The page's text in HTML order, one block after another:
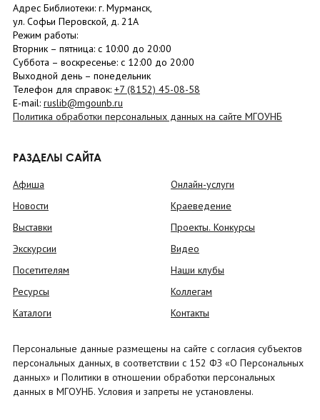
Адрес Библиотеки: г. Мурманск,
ул. Софьи Перовской, д. 21А
Режим работы:
Вторник – пятница: с 10:00 до 20:00
Суббота – воскресенье: c 12:00 до 20:00
Выходной день – понедельник
Телефон для справок: +7 (8152) 45-08-58
E-mail: ruslib@mgounb.ru
Политика обработки персональных данных на сайте МГОУНБ
РАЗДЕЛЫ САЙТА
Афиша
Новости
Выставки
Экскурсии
Посетителям
Ресурсы
Каталоги
Онлайн-услуги
Краеведение
Проекты. Конкурсы
Видео
Наши клубы
Коллегам
Контакты
Персональные данные размещены на сайте с согласия субъектов
персональных данных, в соответствии с 152 ФЗ «О Персональных
данных» и Политики в отношении обработки персональных
данных в МГОУНБ. Условия и запреты не установлены.